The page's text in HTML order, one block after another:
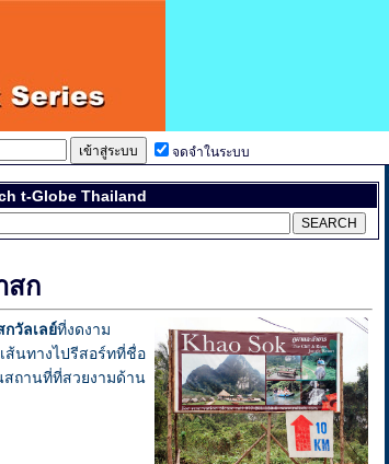
จดจำในระบบ
t-Globe Thailand
สก
กวัลเลย์ที่งดงาม
ส้นทางไปรีสอร์ทที่ชื่อ
ถานที่ที่สวยงามด้าน